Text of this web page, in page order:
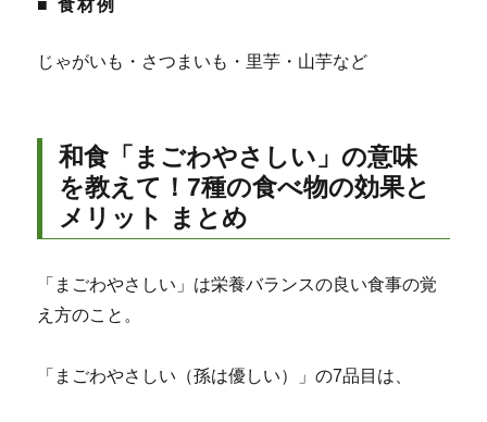
■ 食材例
じゃがいも・さつまいも・里芋・山芋など
和食「まごわやさしい」の意味
を教えて！7種の食べ物の効果と
メリット まとめ
「まごわやさしい」は栄養バランスの良い食事の覚
え方のこと。
「まごわやさしい（孫は優しい）」の7品目は、